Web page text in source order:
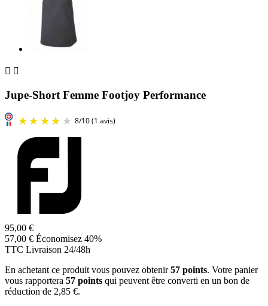
 
Jupe-Short Femme Footjoy Performance
95,00 €
57,00 € Économisez 40%
TTC Livraison 24/48h
En achetant ce produit vous pouvez obtenir57 points. Votre panier
vous rapportera 57 points qui peuvent être converti en un bon de
réduction de 2,85 €.